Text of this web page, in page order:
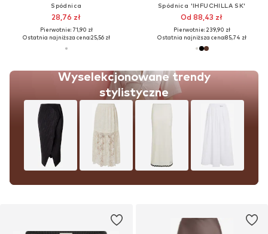
Spódnica
28,76 zł
Pierwotnie: 71,90 zł
Ostatnia najniższa cena:25,56 zł
Wyselekcjonowane trendy
stylistyczne
Spódnica 'IHFUCHILLA SK'
Od 88,43 zł
Pierwotnie: 239,90 zł
Ostatnia najniższa cena:85,74 zł